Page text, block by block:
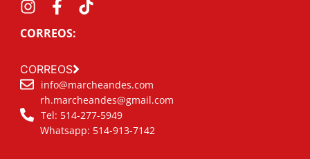
CORREOS:
CORREOS
info@marcheandes.com
rh.marcheandes@gmail.com
Tel: 514-277-5949
Whatsapp: 514-913-7142